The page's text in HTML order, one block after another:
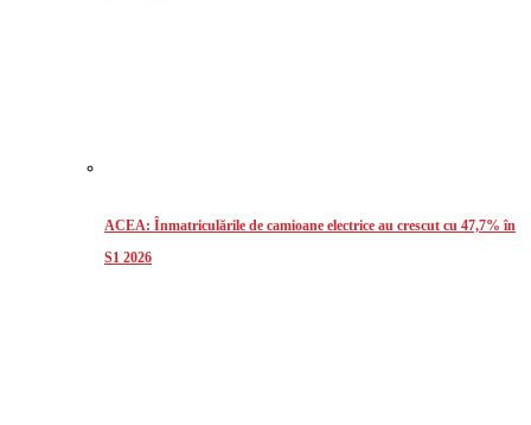
ACEA: Înmatriculările de camioane electrice au crescut cu 47,7% în
S1 2026